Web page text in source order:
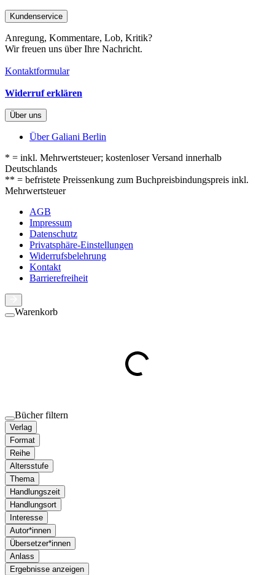
Kundenservice
Anregung, Kommentare, Lob, Kritik?
Wir freuen uns über Ihre Nachricht.
Kontaktformular
Widerruf erklären
Über uns
Über Galiani Berlin
* = inkl. Mehrwertsteuer; kostenloser Versand innerhalb
Deutschlands
** = befristete Preissenkung zum Buchpreisbindungspreis inkl.
Mehrwertsteuer
AGB
Impressum
Datenschutz
Privatsphäre-Einstellungen
Widerrufsbelehrung
Kontakt
Barrierefreiheit
Warenkorb
Bücher filtern
Verlag
Format
Reihe
Altersstufe
Thema
Handlungszeit
Handlungsort
Interesse
Autor*innen
Übersetzer*innen
Anlass
Ergebnisse anzeigen